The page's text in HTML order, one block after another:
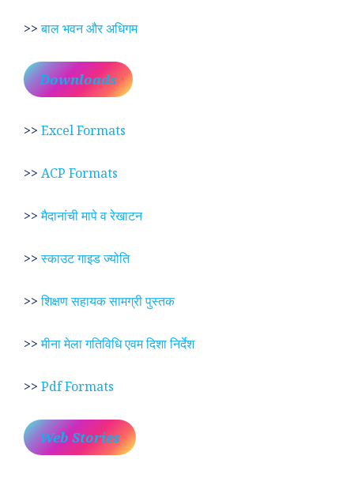
>>बाल भवन और अधिगम
Downloads
>> Excel Formats
>> ACP Formats
>>मैदानांची मापे व रेखाटन
>>स्काउट गाइड ज्योति
>>शिक्षण सहायक सामग्री पुस्तक
>>मीना मेला गतिविधि एवम दिशा निर्देश
>> Pdf Formats
Web Stories